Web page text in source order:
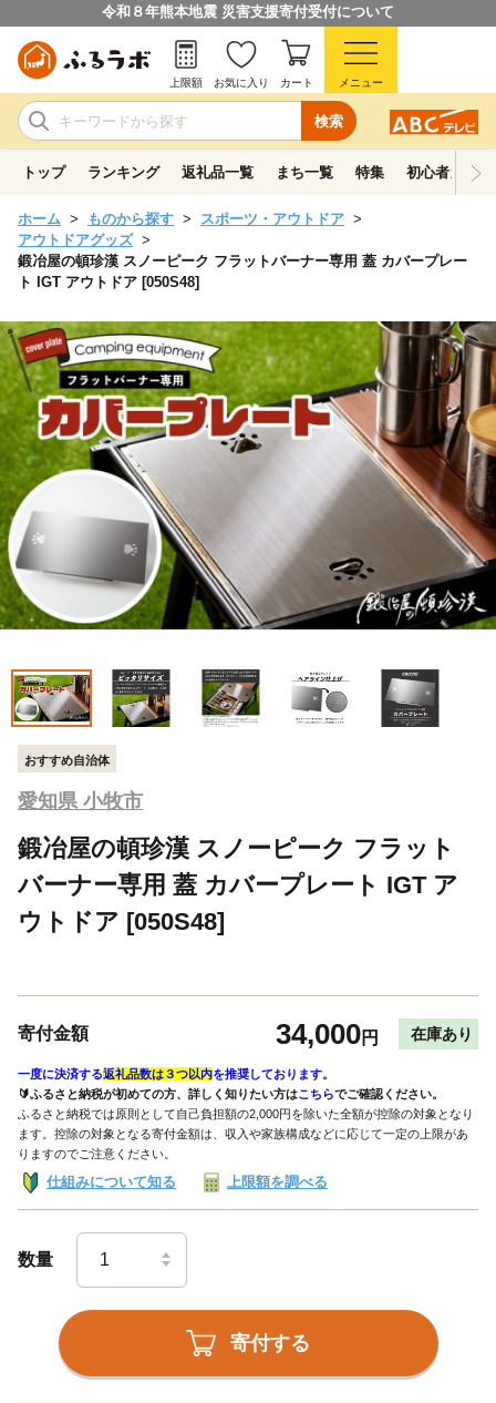
令和８年熊本地震 災害支援寄付受付について
検索
上限額 お気に入り カート メニュー
トップ ランキング 返礼品一覧 まち一覧 特集 初心者ガイド
ホーム ものから探す
スポーツ・アウトドア
アウトドアグッズ
鍛冶屋の頓珍漢 スノーピーク フラットバーナー専用 蓋 カバープレー
ト IGT アウトドア [050S48]
おすすめ自治体
愛知県 小牧市
鍛冶屋の頓珍漢 スノーピーク フラット
バーナー専用 蓋 カバープレート IGT ア
ウトドア [050S48]
寄付金額 34,000円 在庫あり
一度に決済する返礼品数は３つ以内を推奨しております。
🔰ふるさと納税が初めての方、詳しく知りたい方はこちらでご確認ください。
ふるさと納税では原則として自己負担額の2,000円を除いた全額が控除の対象となり
ます。控除の対象となる寄付金額は、収入や家族構成などに応じて一定の上限があ
りますのでご注意ください。
仕組みについて知る 上限額を調べる
数量
寄付する